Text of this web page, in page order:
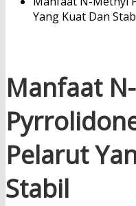
Yang Kuat Dan
Manfaat
Pelarut
Stabil